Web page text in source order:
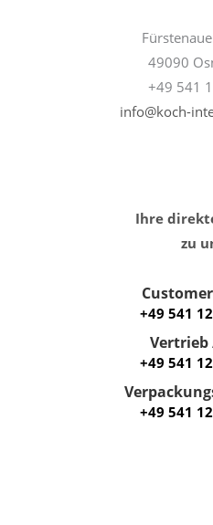
49090
+49 541
info@koch-
Ihre
zu
+49 541
Vertrieb
+49 541
+49 541